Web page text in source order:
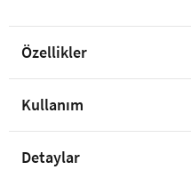
Özellikler
Kullanım
Detaylar